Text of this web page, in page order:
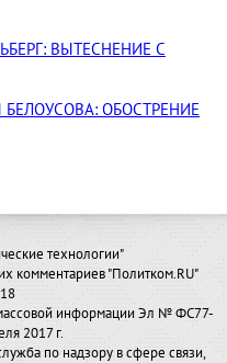
ВЫТЕСНЕНИЕ С
ОБОСТРЕНИЕ
технологии"
комментариев "Политком.RU"
массовой информации Эл № ФС77-
2017 г.
по надзору в сфере связи,